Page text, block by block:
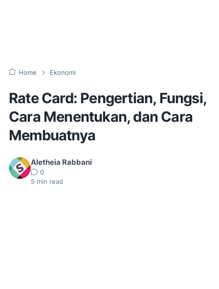
Home Ekonomi
Rate Card: Pengertian, Fungsi,
Cara Menentukan, dan Cara
Membuatnya
Aletheia Rabbani
0
5 min read